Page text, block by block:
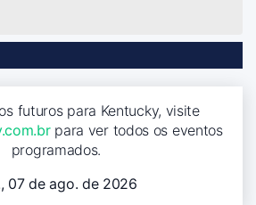
futuros para Kentucky, visite
para ver todos os eventos
programados.
07 de ago. de 2026